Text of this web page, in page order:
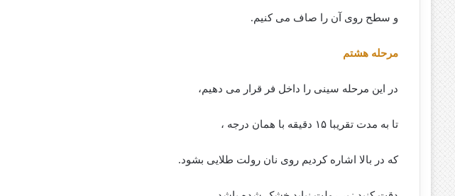
و سطح روی آن را صاف می کنیم.
مرحله هشتم
در این مرحله سینی را داخل فر قرار می دهیم،
تا به مدت تقریبا ۱۵ دقیقه با همان درجه ،
که در بالا اشاره کردیم روی نان رولت طلایی بشود.